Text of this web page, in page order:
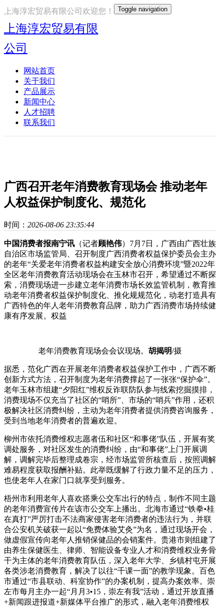
上海淳宏贸易有限公司欢迎您！ Toggle navigation
上海淳宏贸易有限
公司
网站首页
关于我们
产品展示
新闻中心
人才招聘
联系我们
广西召开老年消费教育现场会 推动老年
人权益保护制度化、规范化
时间： 2026-08-06 23:35:44
中国消费者报南宁讯 （记者顾艳伟）7月7日，广西由广西壮族
自治区市场监管局、召开制度广西消费者权益保护委员会主办
的老年“关爱老年消费者权益构建安全放心消费环境”暨2022年
全区老年消费教育活动现场会在玉林市召开，希望通过不断探
索，消费现场进一步建立老年消费市场长效监管机制，教育推
动老年消费者权益保护制度化、推化规规范化，动老打造具有
广西特色的年人老年消费教育品牌，助力广西消费市场持续健
康有序发展。权益
老年消费教育现场会会议现场。 胡揭明/摄
据悉，范化广西在开展老年消费者权益保护工作中，广西不断
创新方式方法，召开制度为老年消费撑起了一张张“保护伞”。
老年玉林市组建“夕阳红”维权反诈联防队参与线索挖掘摸排，
消费现场不仅充当了社区的“哨所”、市场的“哨兵”作用，还积
极解决社区消费纠纷，主动为老年消费者提供消费咨询服务，
受到当地老年消费者的普遍欢迎。
柳州市依托消费维权志愿者伍和社区“和事佬”队伍，开展有奖
调处服务，对社区发生的消费纠纷，由“和事佬”上门开展调
解，调解完毕后整理成卷宗，经市场监管所核查后，按照调解
难易程度获取报酬补贴。此举既缓解了行政力量不足的压力，
也使老年人在家门口就享受到服务。
梧州市利用老年人喜欢搭乘公交车出行的特点，制作不同主题
的老年消费宣传片在该市公交车上播出。北海市通过“铁拳•桂
在真打”严厉打击不法商家侵害老年消费者的违法行为，并联
合公安机关破获一起以“免费体验艾灸”为名，通过现场开会，
做虚假宣传向老年人推销保健品的会销案件。贵港市则组建了
由养生保健医生、律师、智能设备专业人才和消费维权业务骨
干为主体的老年消费教育队伍，深入老年大学、乡镇村屯开展
各类涉老消费教育，解决了以往“千课一面”的教学现象。百色
市通过“市县联动、科室协作”的办案机制，提高办案效率。崇
左市每月主办一起“月月3•15，崇左有我”活动，通过开放直播
+新闻跟进报道+新媒体平台推广的形式，融入老年消费维权